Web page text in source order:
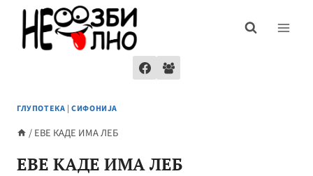
content
ГЛУПОТЕКА |СИФОНИЈА
/ЕВЕ КАДЕ ИМА ЛЕБ
ЕВЕ КАДЕ ИМА ЛЕБ